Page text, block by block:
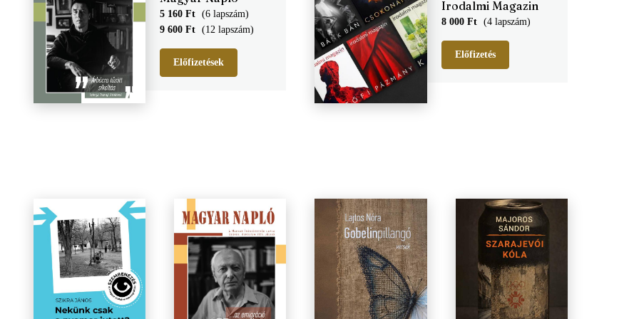
5 160 Ft
(6 lapszám)
9 600 Ft
(12 lapszám)
Előfizetések
Irodalmi Magazin
8 000 Ft (4 lapszám)
Előfizetés